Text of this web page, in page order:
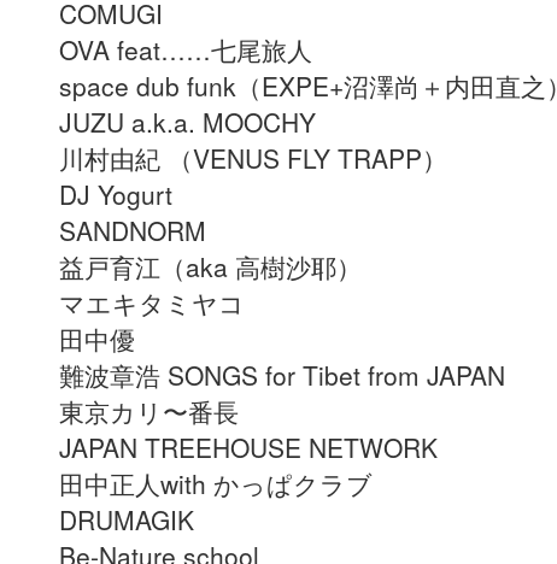
COMUGI
OVA feat……七尾旅人
space dub funk（EXPE+沼澤尚＋内田直之）
JUZU a.k.a. MOOCHY
川村由紀 （VENUS FLY TRAPP）
DJ Yogurt
SANDNORM
益戸育江（aka 高樹沙耶）
マエキタミヤコ
田中優
難波章浩 SONGS for Tibet from JAPAN
東京カリ〜番長
JAPAN TREEHOUSE NETWORK
田中正人with かっぱクラブ
DRUMAGIK
Be-Nature school